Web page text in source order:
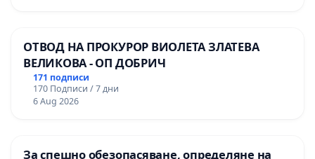
ОТВОД НА ПРОКУРОР ВИОЛЕТА ЗЛАТЕВА
ВЕЛИКОВА - ОП ДОБРИЧ
171 подписи
170 Подписи / 7 дни
6 Aug 2026
За спешно обезопасяване, определяне на